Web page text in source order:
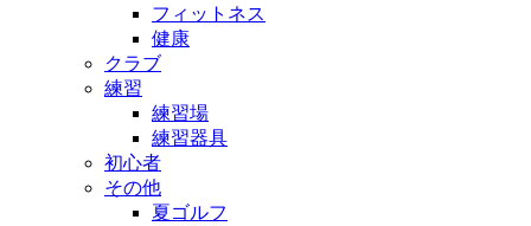
フィットネス
健康
クラブ
練習
練習場
練習器具
初心者
その他
夏ゴルフ